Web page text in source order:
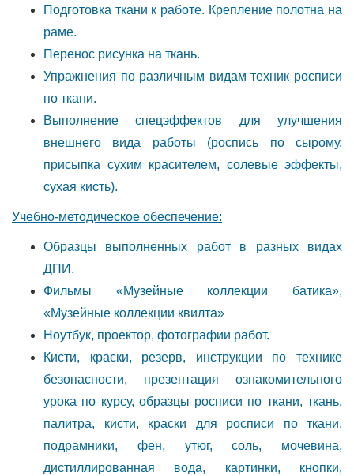
Подготовка ткани к работе. Крепление полотна на
раме.
Перенос рисунка на ткань.
Упражнения по различным видам техник росписи
по ткани.
Выполнение спецэффектов для улучшения
внешнего вида работы (роспись по сырому,
присыпка сухим красителем, солевые эффекты,
сухая кисть).
Учебно-методическое обеспечение:
Образцы выполненных работ в разных видах
ДПИ.
Фильмы «Музейные коллекции батика»,
«Музейные коллекции квилта»
Ноутбук, проектор, фотографии работ.
Кисти, краски, резерв, инструкции по технике
безопасности, презентация ознакомительного
урока по курсу, образцы росписи по ткани, ткань,
палитра, кисти, краски для росписи по ткани,
подрамники, фен, утюг, соль, мочевина,
дистиллированная вода, картинки, кнопки,